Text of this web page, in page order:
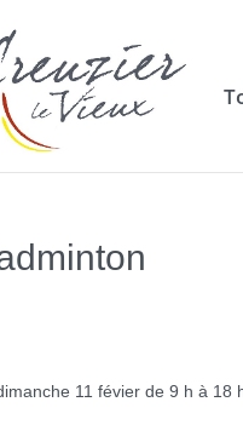
11 févier de 9 h à 18